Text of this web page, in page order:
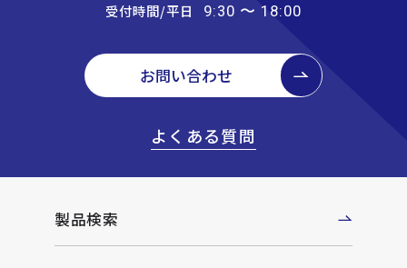
受付時間/平日 9:30 〜 18:00
お問い合わせ
よくある質問
製品検索